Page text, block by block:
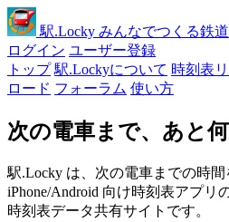
駅.Locky みんなでつくる鉄
ログイン ユーザー登録
トップ 駅.Lockyについて 時刻表
ロード フォーラム 使い方
次の電車まで、あと
駅.Locky は、次の電車までの時
iPhone/Android 向け時刻表アプリ
時刻表データ共有サイトです。